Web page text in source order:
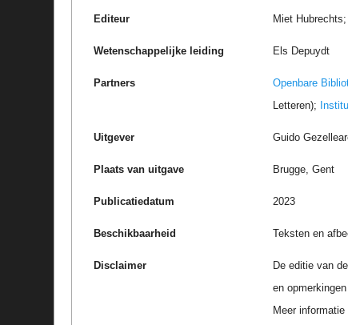
Editeur Miet
Wetenschappelijke leiding Els Depuydt
Partners Openbare
Letteren);
Uitgever Guido
Plaats van uitgave Brugge, Gent
Publicatiedatum 2023
Beschikbaarheid Teksten en
Disclaimer
De editie van
en
Meer